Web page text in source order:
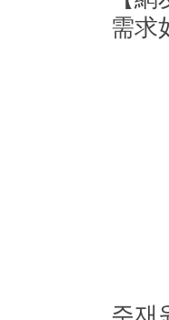
需求
주재